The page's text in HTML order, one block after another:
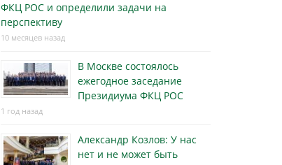
ФКЦ РОС и определили задачи на
перспективу
10 месяцев назад
В Москве состоялось
ежегодное заседание
Президиума ФКЦ РОС
1 год назад
Александр Козлов: У нас
нет и не может быть